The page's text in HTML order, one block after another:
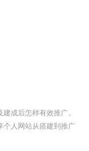
成后怎样有效推广。
个人网站从搭建到推广